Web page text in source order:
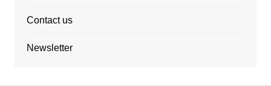
Contact us
Newsletter